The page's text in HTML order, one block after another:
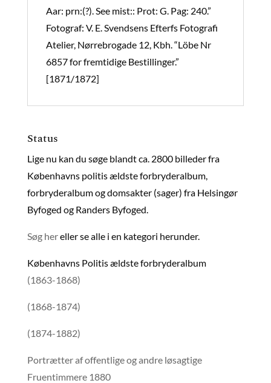
Aar: prn:(?). See mist:: Prot: G. Pag: 240.”
Fotograf: V. E. Svendsens Efterfs Fotografi
Atelier, Nørrebrogade 12, Kbh. “Löbe Nr
6857 for fremtidige Bestillinger.”
[1871/1872]
Status
Lige nu kan du søge blandt ca. 2800 billeder fra
Københavns politis ældste forbryderalbum,
forbryderalbum og domsakter (sager) fra Helsingør
Byfoged og Randers Byfoged.
Søg hereller se alle i en kategori herunder.
Københavns Politis ældste forbryderalbum
(1863-1868)
(1868-1874)
(1874-1882)
Portrætter af offentlige og andre løsagtige
Fruentimmere 1880